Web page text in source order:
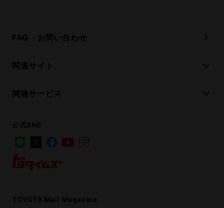
FAQ・お問い合わせ
関連サイト
関連サービス
公式SNS
LINE
FacebookYouTube
TOYOTA Mail Magazine